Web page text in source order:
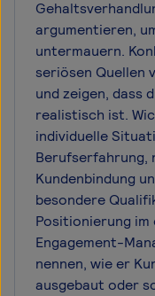
argumentieren,
untermauern.
seriösen Quellen
und zeigen, dass
realistisch ist.
individuelle
Berufserfahrung,
Kundenbindung
besondere
Positionierung im
Engagement-
nennen, wie er
ausgebaut oder